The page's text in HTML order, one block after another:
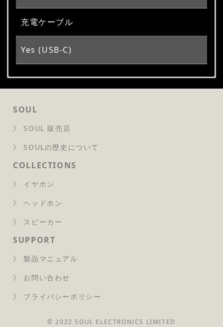
充電ケーブル
Yes (USB-C)
SOUL 製品は以下の正規販売店、ネットショップで
お求めいただけます。
SOUL
》 SOUL 販売店
》 SOULの歴史について
COLLECTIONS
》 イヤホン
》 ヘッドホン
》 スピーカー
SUPPORT
》 製品マニュアル
》 お問い合わせ
》 プライバシーポリシー
© 2022 SOUL ELECTRONICS LIMITED